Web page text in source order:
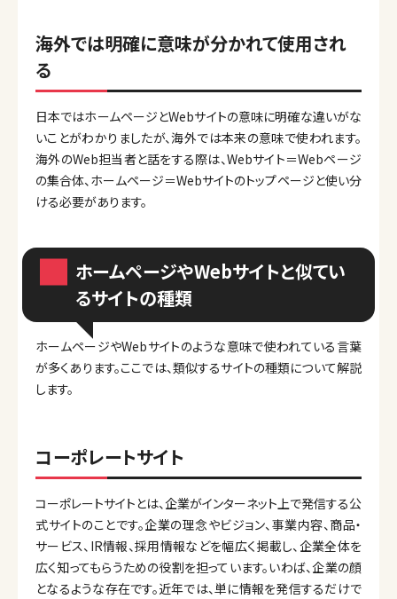
海外では明確に意味が分かれて使用され
る
日本ではホームページとWebサイトの意味に明確な違いがな
いことがわかりましたが、海外では本来の意味で使われます。
海外のWeb担当者と話をする際は、Webサイト＝Webページ
の集合体、ホームページ＝Webサイトのトップページと使い分
ける必要があります。
ホームページやWebサイトと似てい
るサイトの種類
ホームページやWebサイトのような意味で使われている言葉
が多くあります。ここでは、類似するサイトの種類について解説
します。
コーポレートサイト
コーポレートサイトとは、企業がインターネット上で発信する公
式サイトのことです。企業の理念やビジョン、事業内容、商品・
サービス、IR情報、採用情報などを幅広く掲載し、企業全体を
広く知ってもらうための役割を担っています。いわば、企業の顔
となるような存在です。近年では、単に情報を発信するだけで